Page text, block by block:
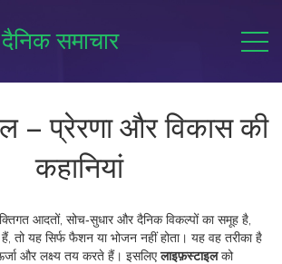
समाचार
– प्रेरणा और विकास की
कहानियां
आदतों, सोच‑सुधार और दैनिक विकल्पों का समूह है
तो यह सिर्फ फैशन या भोजन नहीं होता। यह वह तरीका है
और लक्ष्य तय करते हैं। इसलिएलाइफ़स्टाइलको